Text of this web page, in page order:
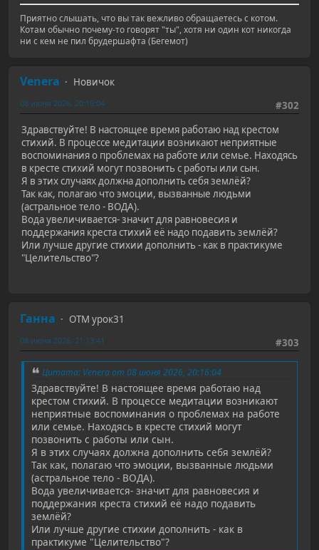
Приятно слышать, что вы так вежливо обращаетесь с котом.
Котам обычно почему-то говорят "ты", хотя ни один кот никогда
ни с кем не пил брудершафта (Бегемот)
Venera
Новичок
#302
08 июня 2026, 20:16:04
Здравствуйте! В настоящее время работаю над крестом
стихий. В процессе медитации возникают неприятные
воспоминания о проблемах на работе или семье. Находясь
в кресте стихий могут позвонить с работы или сын.
Я в этих случаях должна дополнить себя землёй?
Так как, полагаю что эмоции, вызванные людьми
(астральное тело - ВОДА).
Вода увеличивается- значит для равновесия и
поддержания креста стихий её надо подавить землёй?
Или лучше другие стихии дополнить - как в практикуме
"Целительство"?
Ганна
ОТМ урок31
#303
08 июня 2026, 21:13:41
Цитата: Venera от 08 июня 2026, 20:16:04
Здравствуйте! В настоящее время работаю над
крестом стихий. В процессе медитации возникают
неприятные воспоминания о проблемах на работе
или семье. Находясь в кресте стихий могут
позвонить с работы или сын.
Я в этих случаях должна дополнить себя землёй?
Так как, полагаю что эмоции, вызванные людьми
(астральное тело - ВОДА).
Вода увеличивается- значит для равновесия и
поддержания креста стихий её надо подавить
землёй?
Или лучше другие стихии дополнить - как в
практикуме "Целительство"?